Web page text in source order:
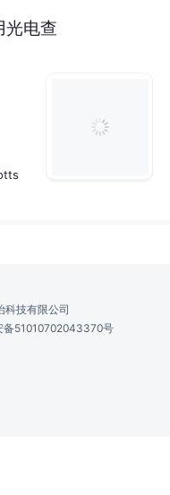
光电查
技有限公司
备51010702043370号